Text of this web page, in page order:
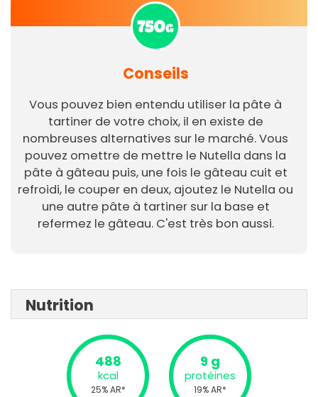
Conseils
Vous pouvez bien entendu utiliser la pâte à
tartiner de votre choix, il en existe de
nombreuses alternatives sur le marché. Vous
pouvez omettre de mettre le Nutella dans la
pâte à gâteau puis, une fois le gâteau cuit et
refroidi, le couper en deux, ajoutez le Nutella ou
une autre pâte à tartiner sur la base et
refermez le gâteau. C'est très bon aussi.
Nutrition
488
kcal
25% AR*
9 g
protéines
19% AR*